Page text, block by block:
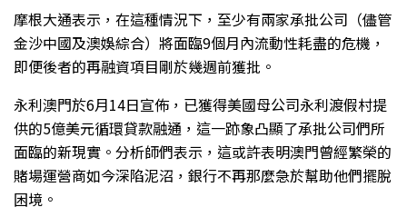
摩根大通表示，在這種情況下，至少有兩家承批公司（儘管
金沙中國及澳娛綜合）將面臨9個月內流動性耗盡的危機，
即便後者的再融資項目剛於幾週前獲批。
永利澳門於6月14日宣佈，已獲得美國母公司永利渡假村提
供的5億美元循環貸款融通，這一跡象凸顯了承批公司們所
面臨的新現實。分析師們表示，這或許表明澳門曾經繁榮的
賭場運營商如今深陷泥沼，銀行不再那麼急於幫助他們擺脫
困境。